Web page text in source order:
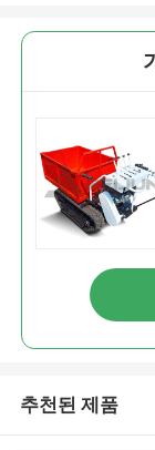
추천된 제품